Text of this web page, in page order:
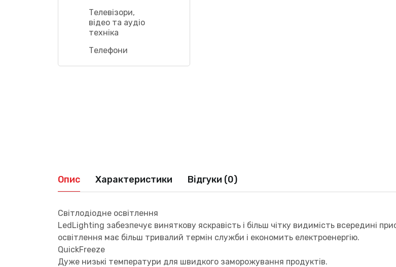
Телевізори,
відео та аудіо
техніка
Телефони
Опис Характеристики Відгуки (0)
Світлодіодне освітлення
LedLighting забезпечує виняткову яскравість і більш чітку видимість всередині
освітлення має більш тривалий термін служби і економить електроенергію.
QuickFreeze
Дуже низькі температури для швидкого заморожування продуктів.